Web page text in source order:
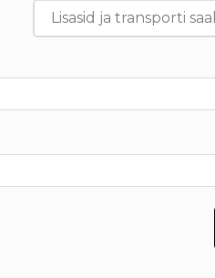
Lisasid ja transporti